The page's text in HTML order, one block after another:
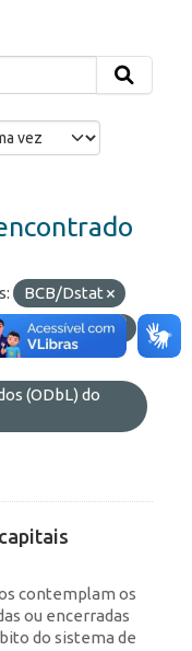
BCB/Dstat
ROF
RDE
(ODbL) do
contemplam os
ou encerradas
do sistema de